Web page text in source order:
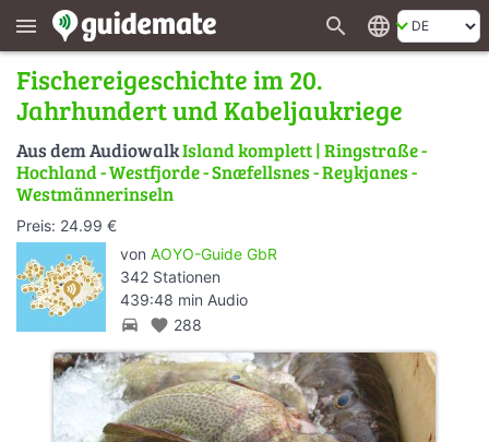
menu search language
Fischereigeschichte im 20.
Jahrhundert und Kabeljaukriege
Aus dem AudiowalkIsland komplett | Ringstraße -
Hochland - Westfjorde - Snæfellsnes - Reykjanes -
Westmännerinseln
Preis: 24.99 €
von AOYO-Guide GbR
342 Stationen
439:48 min Audio
directions_car favorite 288